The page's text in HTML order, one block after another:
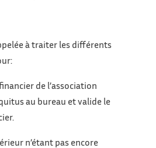
à traiter les différents
de l’association
au bureau et valide le
n’étant pas encore